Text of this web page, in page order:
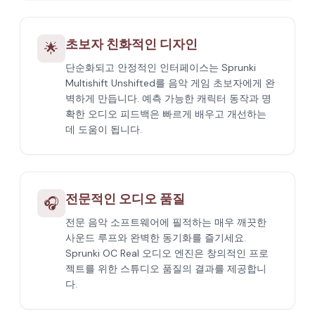
🌟 초보자 친화적인 디자인
단순화되고 안정적인 인터페이스는 Sprunki
Multishift Unshifted를 음악 게임 초보자에게 완
벽하게 만듭니다. 예측 가능한 캐릭터 동작과 명
확한 오디오 피드백은 빠르게 배우고 개선하는
데 도움이 됩니다.
🎧 전문적인 오디오 품질
전문 음악 소프트웨어에 필적하는 매우 깨끗한
사운드 루프와 완벽한 동기화를 즐기세요.
Sprunki OC Real 오디오 엔진은 창의적인 프로
젝트를 위한 스튜디오 품질의 결과를 제공합니
다.